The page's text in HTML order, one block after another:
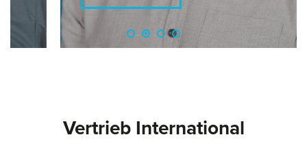
Vertrieb International